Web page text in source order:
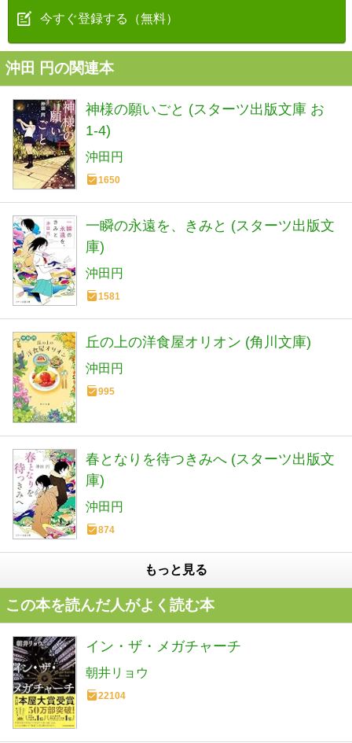
今すぐ登録する（無料）
沖田 円の関連本
神様の願いごと (スターツ出版文庫 お
1-4)
沖田円
1650
一瞬の永遠を、きみと (スターツ出版文
庫)
沖田円
1581
丘の上の洋食屋オリオン (角川文庫)
沖田円
995
春となりを待つきみへ (スターツ出版文
庫)
沖田円
874
もっと見る
この本を読んだ人がよく読む本
イン・ザ・メガチャーチ
朝井リョウ
22104